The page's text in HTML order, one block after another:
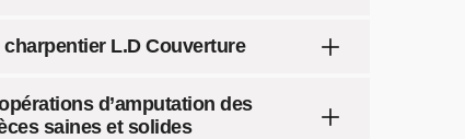
L.D Couverture
d’amputation des
saines et solides